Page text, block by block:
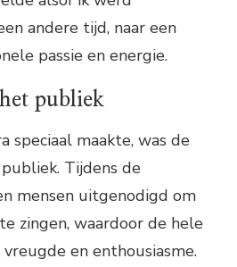
andere tijd, naar een
passie en energie.
publiek
speciaal maakte, was de
Tijdens de
mensen uitgenodigd om
zingen, waardoor de hele
en enthousiasme.